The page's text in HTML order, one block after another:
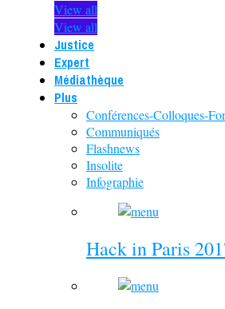
View all
View all
Justice
Expert
Médiathèque
Plus
Conférences-Colloques-
Communiqués
Flashnews
Insolite
Infographie
Hack in Paris